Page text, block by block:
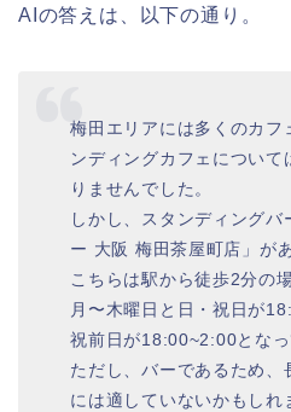
AIの答えは、以下の通り。
梅田エリアには多くのカフ
ンディングカフェについて
りませんでした。
しかし、スタンディング
ー 大阪 梅田茶屋町店」が
こちらは駅から徒歩2分の
月〜木曜日と日・祝日が
祝前日が18:00~2:00となっ
ただし、バーであるため、
には適していないかもしれ